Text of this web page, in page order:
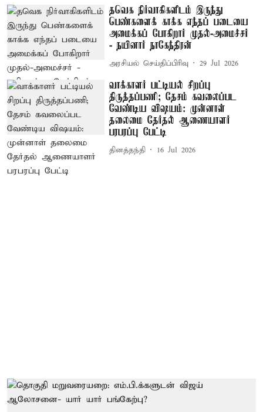
தவெக நிர்வாகிகளிடம் இருந்து
பெண்களைக் காக்க எந்தப் படையை
அமைக்கப் போகிறார் முதல்-அமைச்சர்
- நயினார் நாகேந்திரன்
அரசியல் செய்திப்பிரிவு 29 Jul 2026
வாக்காளர் பட்டியல் சிறப்பு
திருத்தப்பணி; தேசம் கவலைப்பட
வேண்டிய விஷயம்: முன்னாள்
தலைமை தேர்தல் ஆணையாளர்
பரபரப்பு பேட்டி
தினத்தந்தி 16 Jul 2026